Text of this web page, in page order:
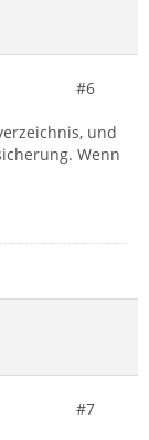
#6
und
Wenn
#7